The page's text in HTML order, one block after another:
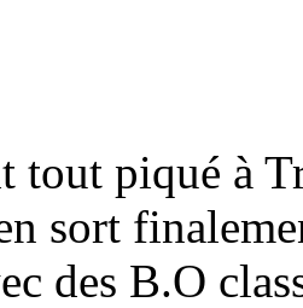
piqué à
sort
des B.O